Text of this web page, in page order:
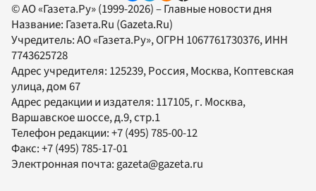
© АО «Газета.Ру» (1999-2026) – Главные новости дня
Название: Газета.Ru (Gazeta.Ru)
Учредитель:АО «Газета.Ру», ОГРН 1067761730376, ИНН
7743625728
Адрес учредителя: 125239, Россия, Москва, Коптевская
улица, дом 67
Адрес редакции и издателя: 117105, г. Москва,
Варшавское шоссе, д.9, стр.1
Телефон редакции:+7 (495) 785-00-12
Факс:+7 (495) 785-17-01
Электронная почта:gazeta@gazeta.ru